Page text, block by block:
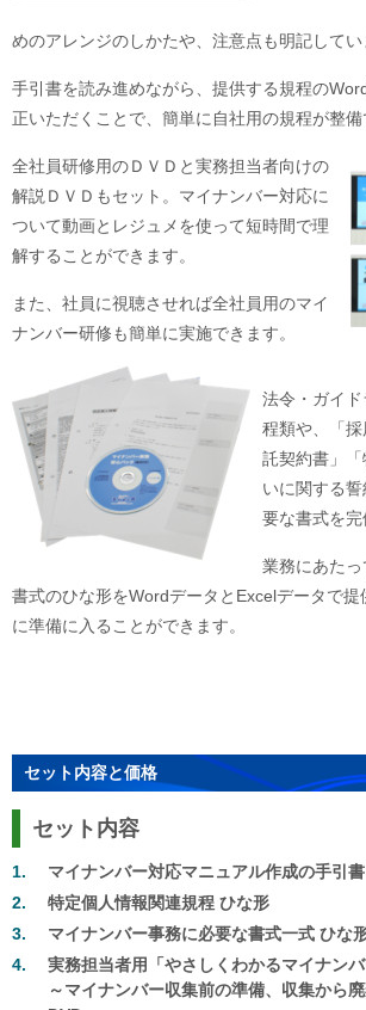
めのアレンジのしかたや、注意点も明記してい
手引書を読み進めながら、提供する規程の
正いただくことで、簡単に自社用の規程が整備
全社員研修用のＤＶＤと実務担当者向けの
解説ＤＶＤもセット。マイナンバー対応に
ついて動画とレジュメを使って短時間で理
解することができます。
また、社員に視聴させれば全社員用のマイ
ナンバー研修も簡単に実施できます。
法令・ガイ
程類や、「
託契約書」
いに関する
要な書式を完
業務にあた
書式のひな形をWordデータとExcelデータで提
に準備に入ることができます。
セット内容と価格
セット内容
マイナンバー対応マニュアル作成の手引書
特定個人情報関連規程 ひな形
マイナンバー事務に必要な書式一式 ひな
実務担当者用「やさしくわかるマイナン
～マイナンバー収集前の準備、収集から廃